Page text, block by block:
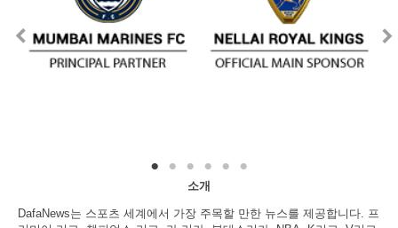
소개
DafaNews는 스포츠 세계에서 가장 주목할 만한 뉴스를 제공합니다. 프